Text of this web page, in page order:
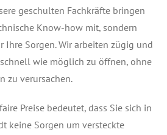
geschulten Fachkräfte bringen
Know-how mit, sondern
Ihre Sorgen. Wir arbeiten zügig und
wie möglich zu öffnen, ohne
zu verursachen.
Preise bedeutet, dass Sie sich in
keine Sorgen um versteckte